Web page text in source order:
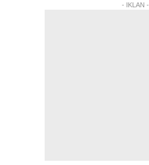
- IKLAN -